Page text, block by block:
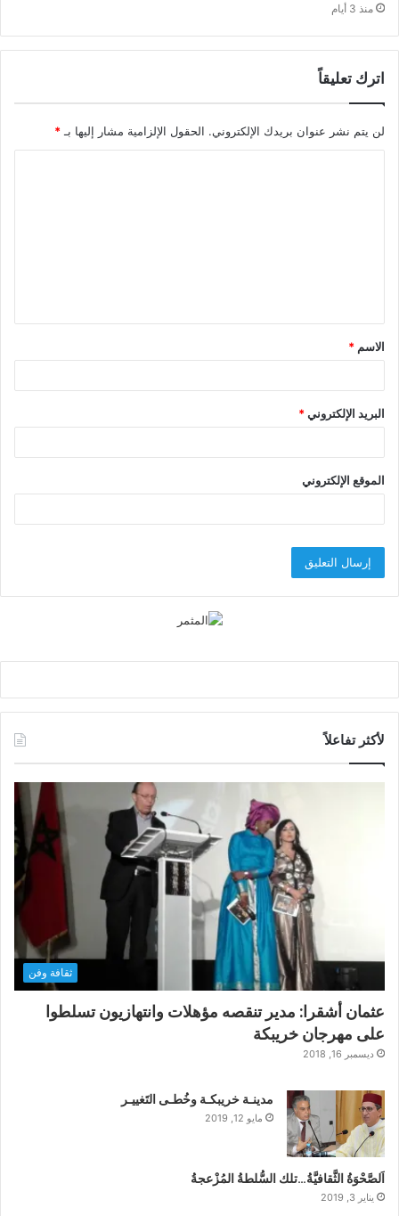
منذ 3 أيام
اترك تعليقاً
لن يتم نشر عنوان بريدك الإلكتروني. الحقول الإلزامية مشار إليها بـ *
ق
*
الاسم *
البريد الإلكتروني*
الموقع الإلكتروني
لأكثر تفاعلاً
ثقافة وفن
عثمان أشقرا: مدير تنقصه مؤهلات وانتهازيون تسلطوا
على مهرجان خريبكة
ديسمبر 16, 2018
مدينـة خريبكـة وخُطـى التَغييـر
مايو 12, 2019
اَلصَّحْوَةُ الثَّقافيَّةُ…تلك السُّلطةُ المُزْعجةُ
يناير 3, 2019